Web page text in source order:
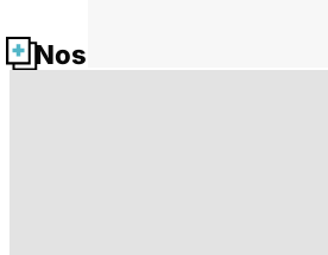
Nos fiches santé